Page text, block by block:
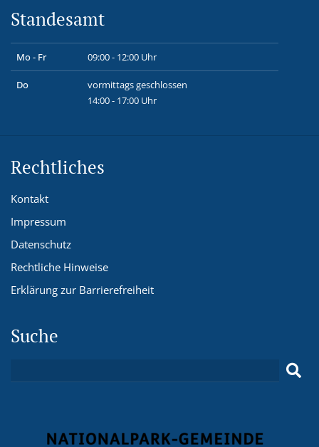
Standesamt
Mo - Fr 09:00 - 12:00 Uhr
Do
vormittags geschlossen
14:00 - 17:00 Uhr
Rechtliches
Kontakt
Impressum
Datenschutz
Rechtliche Hinweise
Erklärung zur Barrierefreiheit
Suche